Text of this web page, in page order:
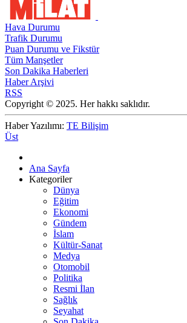
Hava Durumu
Trafik Durumu
Puan Durumu ve Fikstür
Tüm Manşetler
Son Dakika Haberleri
Haber Arşivi
RSS
Copyright © 2025. Her hakkı saklıdır.
Haber Yazılımı: TE Bilişim
Üst
Ana Sayfa
Kategoriler
Dünya
Eğitim
Ekonomi
Gündem
İslam
Kültür-Sanat
Medya
Otomobil
Politika
Resmi İlan
Sağlık
Seyahat